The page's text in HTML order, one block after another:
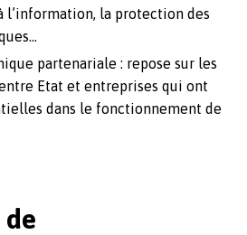
l’information, la protection des
partenariale : repose sur les
Etat et entreprises qui ont
dans le fonctionnement de
de